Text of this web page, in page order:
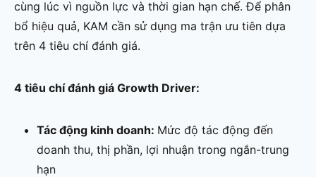
cùng lúc vì nguồn lực và thời gian hạn chế. Để phân
bổ hiệu quả, KAM cần sử dụng ma trận ưu tiên dựa
trên 4 tiêu chí đánh giá.
4 tiêu chí đánh giá Growth Driver:
Tác động kinh doanh: Mức độ tác động đến
doanh thu, thị phần, lợi nhuận trong ngắn-trung
hạn